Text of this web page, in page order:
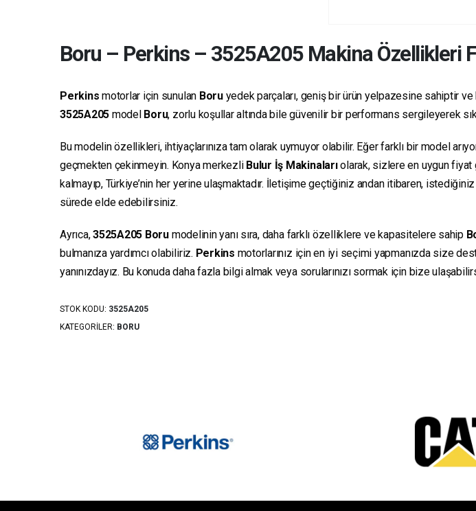
Boru – Perkins– 3525A205Makina Özellikleri
Perkins motorlar için sunulan Boruyedek parçaları, geniş bir ürün yelpazesine sahiptir
3525A205 model Boru, zorlu koşullar altında bile güvenilir bir performans sergileyerek
Bu modelin özellikleri, ihtiyaçlarınıza tam olarak uymuyor olabilir. Eğer farklı bir model
geçmekten çekinmeyin. Konya merkezli Bulur İş Makinalarıolarak, sizlere en uygun fiyat
kalmayıp, Türkiye’nin her yerine ulaşmaktadır. İletişime geçtiğiniz andan itibaren,
sürede elde edebilirsiniz.
Ayrıca,3525A205 Boru modelinin yanı sıra, daha farklı özelliklere ve kapasitelere sahip
bulmanıza yardımcı olabiliriz. Perkins motorlarınız için en iyi seçimi yapmanızda size
yanınızdayız. Bu konuda daha fazla bilgi almak veya sorularınızı sormak için bize
STOK KODU: 3525A205
KATEGORILER: BORU